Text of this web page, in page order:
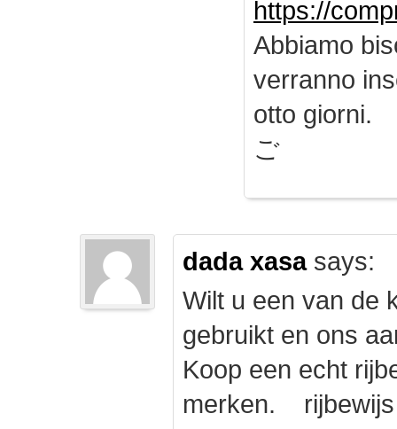
https://
Abbiamo
verranno
otto giorni.
ご
dada xasasays:
Wilt u een van de
gebruikt en ons
Koop een echt
merken.